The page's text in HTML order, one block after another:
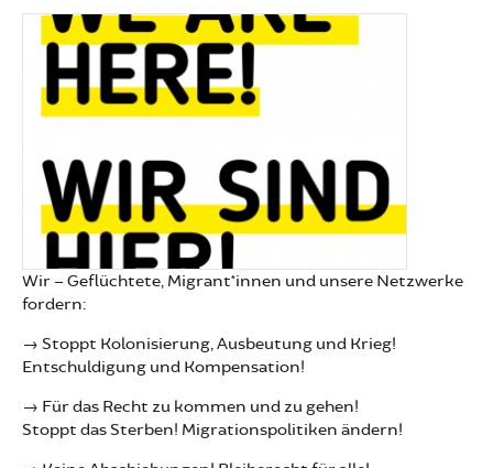
Wir – Geflüchtete, Migrant*innen und unsere Netzwerke
fordern:
→ Stoppt Kolonisierung, Ausbeutung und Krieg!
Entschuldigung und Kompensation!
→ Für das Recht zu kommen und zu gehen!
Stoppt das Sterben! Migrationspolitiken ändern!